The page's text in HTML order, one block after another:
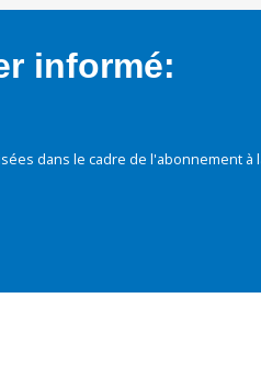
informé:
dans le cadre de l'abonnement à